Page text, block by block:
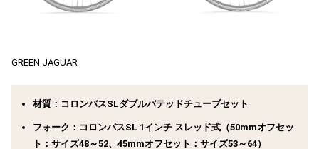
GREEN JAGUAR
材質：コロンバスSLダブルバテッドチューブセット
フォーク：コロンバスSL 1インチ スレッド式（50mmオフセッ
ト：サイズ48～52、45mmオフセット：サイズ53～64）